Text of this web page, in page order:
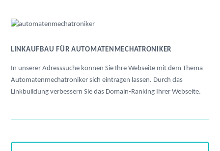
LINKAUFBAU FÜR AUTOMATENMECHATRONIKER
In unserer Adresssuche können Sie Ihre Webseite mit dem Thema
Automatenmechatroniker sich eintragen lassen. Durch das
Linkbuildung verbessern Sie das Domain-Ranking Ihrer Webseite.